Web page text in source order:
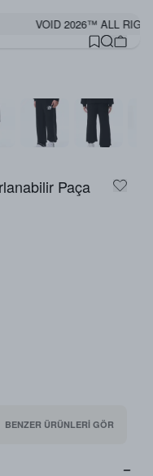
VOID 2026™ ALL
Paça
BENZER ÜRÜNLERİ GÖR